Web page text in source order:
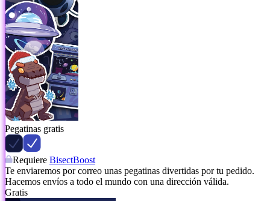
Pegatinas gratis
Requiere BisectBoost
Te enviaremos por correo unas pegatinas divertidas por tu pedido.
Hacemos envíos a todo el mundo con una dirección válida.
Gratis